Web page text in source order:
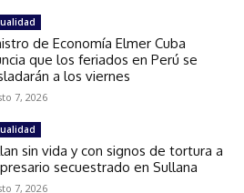
de Economía Elmer Cuba
que los feriados en Perú se
a los viernes
7, 2026
sin vida y con signos de tortura a
secuestrado en Sullana
7, 2026